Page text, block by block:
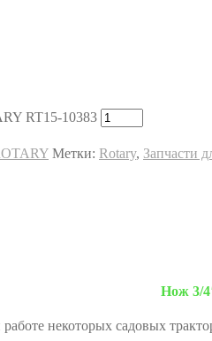
RT15-10383
Метки: Rotary, Запчасти
Нож 3/
некоторых садовых